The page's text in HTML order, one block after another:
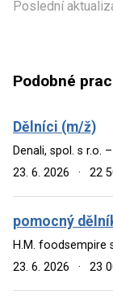
Poslední
Podobné
Dělníci (m/ž)
Denali, spol. s r.o.
23. 6. 2026
· 22
pomocný
H.M. foodsempire
23. 6. 2026
· 23